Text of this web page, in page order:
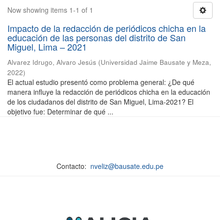
Now showing items 1-1 of 1
Impacto de la redacción de periódicos chicha en la
educación de las personas del distrito de San
Miguel, Lima – 2021
Alvarez Idrugo, Alvaro Jesús (Universidad Jaime Bausate y Meza,
2022)
El actual estudio presentó como problema general: ¿De qué
manera influye la redacción de periódicos chicha en la educación
de los ciudadanos del distrito de San Miguel, Lima-2021? El
objetivo fue: Determinar de qué ...
Contacto: nveliz@bausate.edu.pe